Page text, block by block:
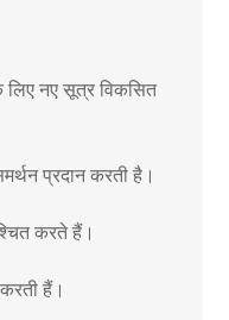
लिए नए सूत्र विकसित
प्रदान करती है।
करते हैं।
हैं।